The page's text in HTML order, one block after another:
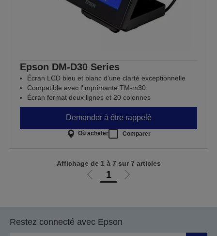
Epson DM-D30 Series
Écran LCD bleu et blanc d’une clarté exceptionnelle
Compatible avec l’imprimante TM-m30
Écran format deux lignes et 20 colonnes
Demander à être rappelé
Où acheter Comparer
Aller
précédente
1
Aller
Affichage de 1 à 7 sur 7 articles
Restez connecté avec Epson